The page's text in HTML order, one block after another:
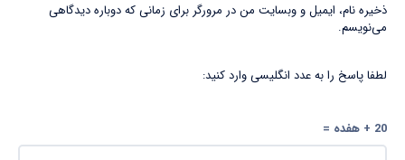
ذخیره نام، ایمیل و وبسایت من در مرورگر برای زمانی که دوباره دیدگاهی
می‌نویسم.
لطفا پاسخ را به عدد انگلیسی وارد کنید:
20 + هفده =